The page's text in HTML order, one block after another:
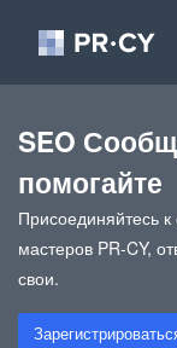
SEO
помогайте
Присоединяйтесь
мастеров PR-CY,
свои.